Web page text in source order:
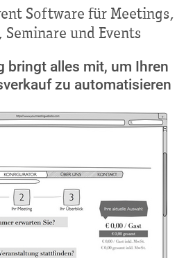
Software für Meetings,
Seminare und Events
bringt alles mit, um Ihren
zu automatisieren